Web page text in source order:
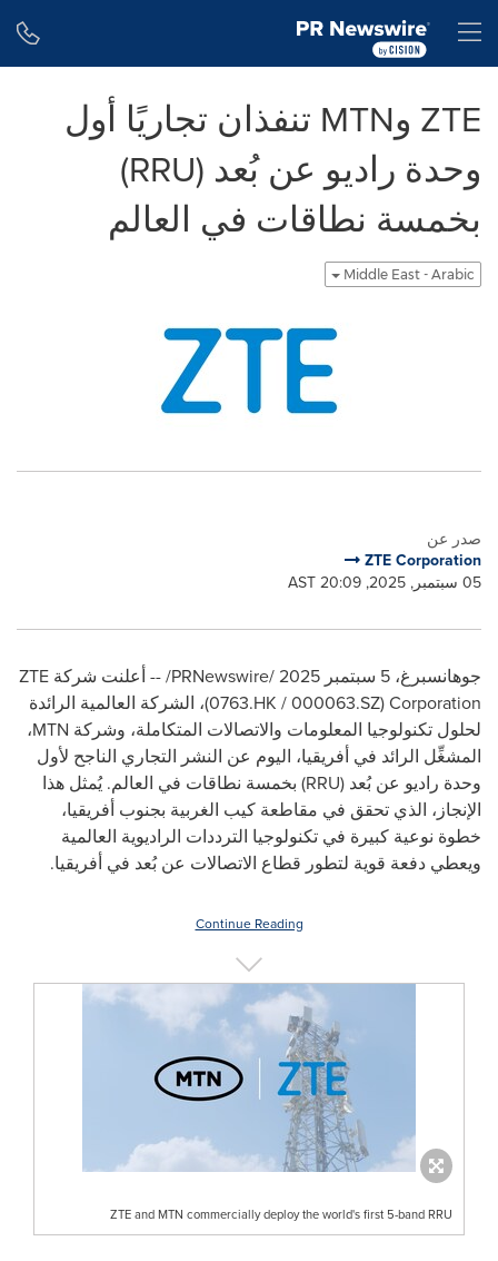
ZTE وMTN تنفذان تجاريًا أول
وحدة راديو عن بُعد (RRU)
بخمسة نطاقات في العالم
Middle East - Arabic
صدر عن
ZTE Corporation
05 سبتمبر, 2025, 20:09 AST
جوهانسبرغ، 5 سبتمبر 2025 /PRNewswire/ -- أعلنت شركة ZTE
Corporation
(
0763.HK / 000063.SZ)، الشركة العالمية الرائدة
لحلول تكنولوجيا المعلومات والاتصالات المتكاملة، وشركة MTN،
المشغِّل الرائد في أفريقيا، اليوم عن النشر التجاري الناجح لأول
وحدة راديو عن بُعد (RRU) بخمسة نطاقات في العالم. يُمثل هذا
الإنجاز، الذي تحقق في مقاطعة كيب الغربية بجنوب أفريقيا،
خطوة نوعية كبيرة في تكنولوجيا الترددات الراديوية العالمية
ويعطي دفعة قوية لتطور قطاع الاتصالات عن بُعد في أفريقيا.
Continue Reading
ZTE and MTN commercially deploy the world's first 5-band RRU